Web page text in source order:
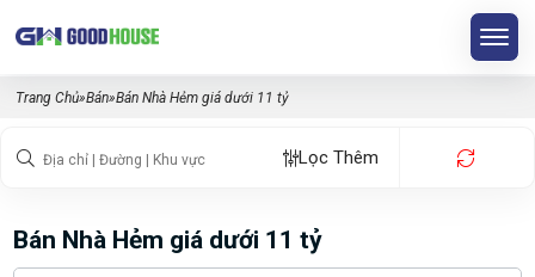
Trang Chủ»Bán»Bán Nhà Hẻm giá dưới 11 tỷ
Lọc Thêm
Bán Nhà Hẻm giá dưới 11 tỷ